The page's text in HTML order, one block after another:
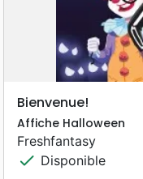
Bienvenue!
Affiche Halloween
Freshfantasy
check Disponible